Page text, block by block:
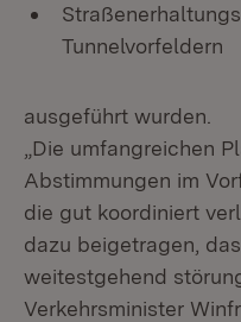
Tunnelvorfeldern
ausgeführt wurden.
„Die umfangreichen
Abstimmungen im
die gut koordiniert
dazu beigetragen,
weitestgehend
Verkehrsminister